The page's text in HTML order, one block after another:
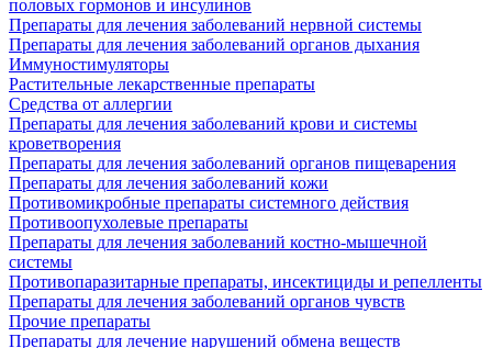
половых гормонов и инсулинов
Препараты для лечения заболеваний нервной системы
Препараты для лечения заболеваний органов дыхания
Иммуностимуляторы
Растительные лекарственные препараты
Средства от аллергии
Препараты для лечения заболеваний крови и системы
кроветворения
Препараты для лечения заболеваний органов пищеварения
Препараты для лечения заболеваний кожи
Противомикробные препараты системного действия
Противоопухолевые препараты
Препараты для лечения заболеваний костно-мышечной
системы
Противопаразитарные препараты, инсектициды и репелленты
Препараты для лечения заболеваний органов чувств
Прочие препараты
Препараты для лечение нарушений обмена веществ